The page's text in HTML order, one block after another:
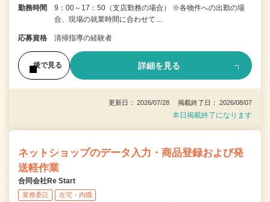
勤務時間
9：00～17：50（支店勤務の場合） ※各物件への出勤の場
合、現場の就業時間に合わせて…
応募資格 清掃指導の経験者
後で見る 詳細を見る
更新日： 2026/07/28 掲載終了日： 2026/08/07
本日掲載終了になります
ネットショップのデータ入力・商品登録および発
送軽作業
合同会社Re Start
業務委託 在宅・内職